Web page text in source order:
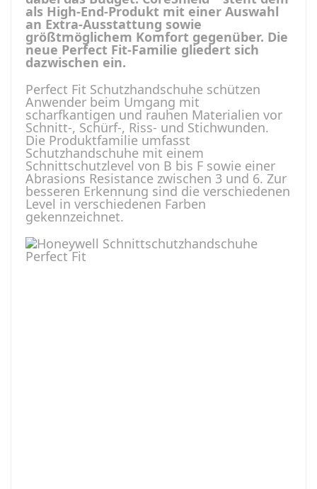
als High-End-Produkt mit einer Auswahl
an Extra-Ausstattung sowie
größtmöglichem Komfort gegenüber. Die
neue Perfect Fit-Familie gliedert sich
dazwischen ein.
Perfect Fit Schutzhandschuhe schützen
Anwender beim Umgang mit
scharfkantigen und rauhen Materialien vor
Schnitt-, Schürf-, Riss- und Stichwunden.
Die Produktfamilie umfasst
Schutzhandschuhe mit einem
Schnittschutzlevel von B bis F sowie einer
Abrasions Resistance zwischen 3 und 6. Zur
besseren Erkennung sind die verschiedenen
Level in verschiedenen Farben
gekennzeichnet.